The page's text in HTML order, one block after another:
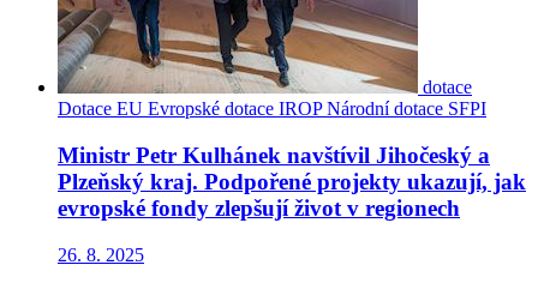
dotace
Dotace EU Evropské dotace IROP Národní dotace SFPI
Ministr Petr Kulhánek navštívil Jihočeský a
Plzeňský kraj. Podpořené projekty ukazují, jak
evropské fondy zlepšují život v regionech
26. 8. 2025